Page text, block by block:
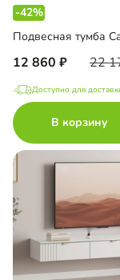
-42%
Подвесная тумба
12 860 22
Доступно для
В корзину